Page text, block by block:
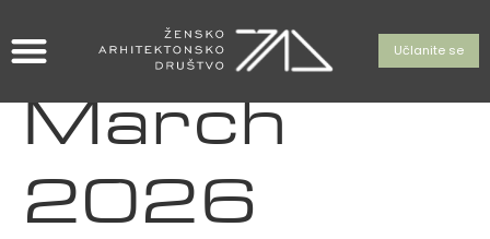
Učlanite se
Month:
March
2026